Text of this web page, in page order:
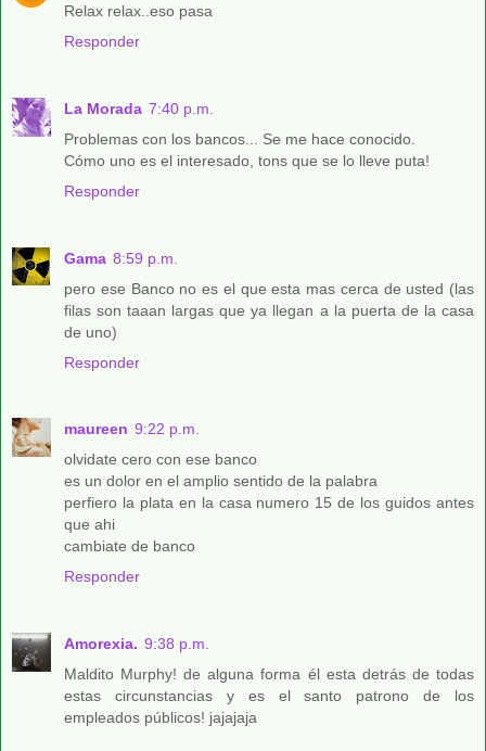
Relax relax..eso pasa
Responder
La Morada 7:40 p.m.
Problemas con los bancos... Se me hace conocido.
Cómo uno es el interesado, tons que se lo lleve puta!
Responder
Gama 8:59 p.m.
pero ese Banco no es el que esta mas cerca de usted (las
filas son taaan largas que ya llegan a la puerta de la casa
de uno)
Responder
maureen 9:22 p.m.
olvidate cero con ese banco
es un dolor en el amplio sentido de la palabra
perfiero la plata en la casa numero 15 de los guidos antes
que ahi
cambiate de banco
Responder
Amorexia. 9:38 p.m.
Maldito Murphy! de alguna forma él esta detrás de todas
estas circunstancias y es el santo patrono de los
empleados públicos! jajajaja